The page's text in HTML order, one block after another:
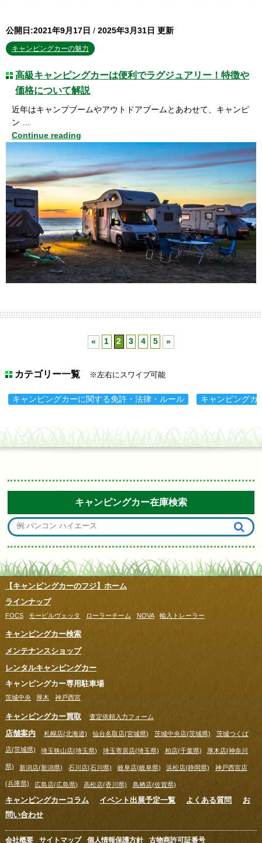
公開日:2021年9月17日 / 2025年3月31日 更新
キャンピングカーの魅力
高級キャンピングカーは便利でラグジュアリー！特徴や
価格について解説
近年はキャンプブームやアウトドアブームとあわせて、キャンピ
ン …
Continue reading
« 1 2 3 4 5 »
カテゴリー一覧 ※左右にスワイプ可能
キャンピングカーに関する免許・法律・ルール キャンピングカ
キャンピングカー在庫検索
【キャンピングカーのフジ】ホーム
ラインナップ
FOCS モービルヴェッタ ローラーチーム NOVA 輸入トレーラー
キャンピングカー検索
メンテナンスショップ
レンタルキャンピングカー
キャンピングカー専用駐車場
茨城中央 厚木 神戸西宮
キャンピングカー買取 査定依頼入力フォーム
店舗案内 札幌店(北海道) 仙台名取店(宮城県) 茨城中央店(茨城県) 茨城つくば
店(茨城県) 埼玉狭山店(埼玉県) 埼玉寄居店(埼玉県) 柏店(千葉県) 厚木店(神奈川
県) 新潟店(新潟県) 石川店(石川県) 岐阜店(岐阜県) 浜松店(静岡県) 神戸西宮店
(兵庫県) 広島店(広島県) 高松店(香川県) 鳥栖店(佐賀県)
キャンピングカーコラム イベント出展予定一覧 よくある質問
お
問い合わせ
会社概要 サイトマップ 個人情報保護方針 古物商許可証番号